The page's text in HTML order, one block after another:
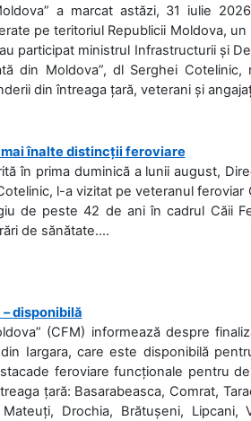
a marcat astăzi, 31 iulie
pe teritoriul Republicii Moldova,
participat ministrul Infrastructurii și
din Moldova”, dl Serghei Cotelinic,
din întreaga țară, veterani și
înalte distincții feroviare
în prima duminică a lunii august,
l-a vizitat pe veteranul
de peste 42 de ani în cadrul Căii
de sănătate....
disponibilă
(CFM) informează despre
Iargara, care este disponibilă
feroviare funcționale pentru
țară: Basarabeasca, Comrat,
Drochia, Brătușeni, Lipcani,